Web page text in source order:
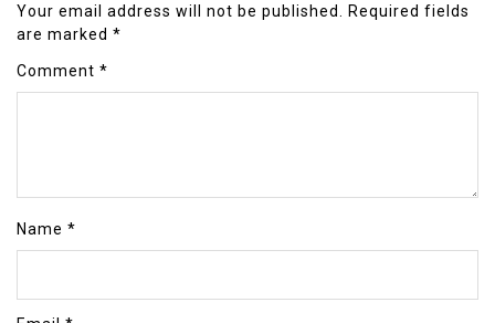
Your email address will not be published.
Required fields
are marked *
Comment *
Name *